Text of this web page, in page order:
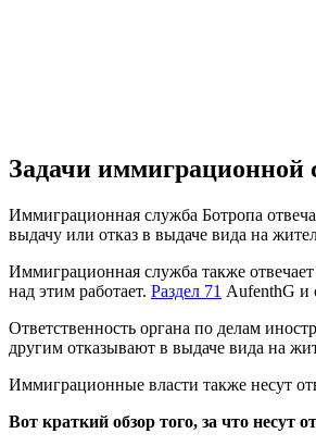
Задачи иммиграционной
Иммиграционная служба Ботропа
выдачу или отказ в выдаче вида на
Иммиграционная служба также отвечает
над этим работает. Раздел 71 AufenthG и
Ответственность органа по делам
другим отказывают в выдаче вида на
Иммиграционные власти также несут
Вот краткий обзор того, за что несут